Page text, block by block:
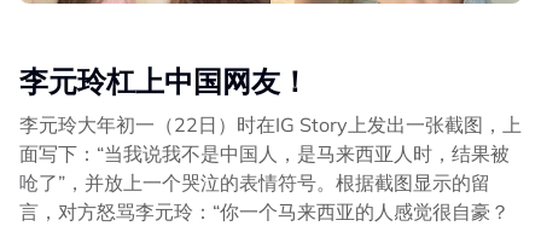
李元玲杠上中国网友！
李元玲大年初一（22日）时在IG Story上发出一张截图，上
面写下：“当我说我不是中国人，是马来西亚人时，结果被
呛了”，并放上一个哭泣的表情符号。根据截图显示的留
言，对方怒骂李元玲：“你一个马来西亚的人感觉很自豪？